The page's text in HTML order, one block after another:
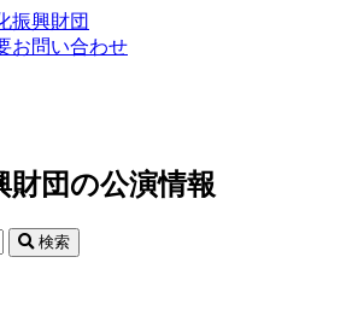
振興財団
お問い合わせ
財団の公演情報
検索